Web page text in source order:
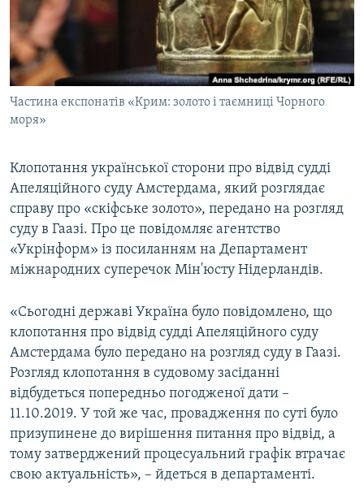
ВІДЕОУРОКИ «ELIFBE»
СВІДЧЕННЯ ОКУПАЦІЇ
УКРАЇНСЬКА ПРОБЛЕМА КРИМУ
ІНФОГРАФІКА
Русский
Qırımtatar
ДОЛУЧАЙСЯ!
Усі сайти RFE/RL
Частина експонатів «Крим: золото і таємниці Чорного
моря»
Клопотання української сторони про відвід судді
Апеляційного суду Амстердама, який розглядає
справу про «скіфське золото», передано на розгляд
суду в Гаазі. Про це повідомляє агентство
«Укрінформ» із посиланням на Департамент
міжнародних суперечок Мін'юсту Нідерландів.
«Сьогодні державі Україна було повідомлено, що
клопотання про відвід судді Апеляційного суду
Амстердама було передано на розгляд суду в Гаазі.
Розгляд клопотання в судовому засіданні
відбудеться попередньо погодженої дати –
11.10.2019. У той же час, провадження по суті було
призупинене до вирішення питання про відвід, а
тому затверджений процесуальний графік втрачає
свою актуальність», – йдеться в департаменті.